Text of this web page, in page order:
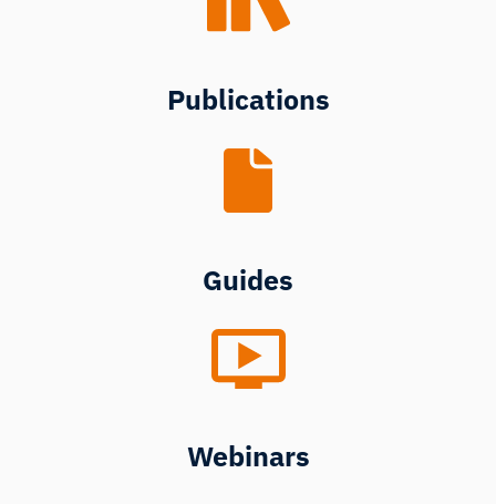
Publications
Guides
Webinars